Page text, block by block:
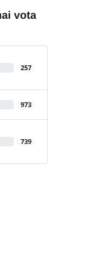
vota
257
973
739